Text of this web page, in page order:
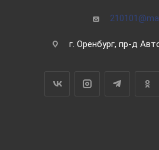
г. Оренбург, пр-д